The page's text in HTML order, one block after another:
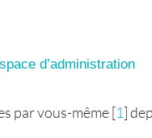
d’administration
par vous-même[1]